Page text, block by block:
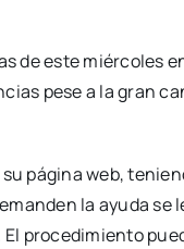
de este miér­co­les
pese a la gran
pági­na web,
la ayu­da se
pro­ce­di­mien­to